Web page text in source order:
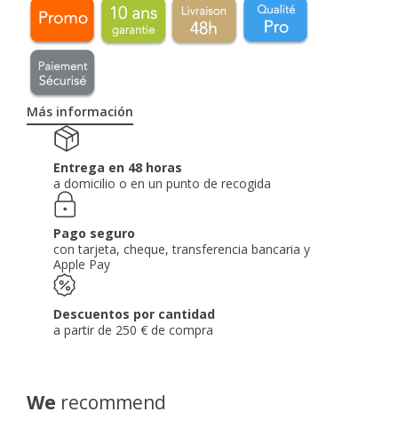
Más información
Entrega en 48 horas
a domicilio o en un punto de recogida
Pago seguro
con tarjeta, cheque, transferencia bancaria y
Apple Pay
Descuentos por cantidad
a partir de 250 € de compra
We recommend